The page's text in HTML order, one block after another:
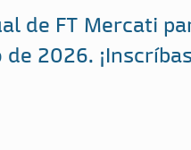
de FT Mercati
2026.